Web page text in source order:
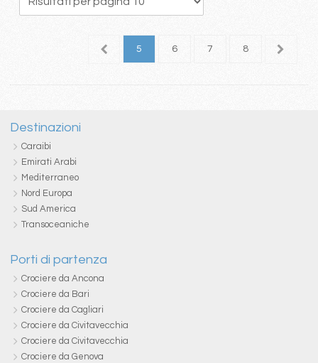
4 5 6 7 8 9
Destinazioni
Caraibi
Emirati Arabi
Mediterraneo
Nord Europa
Sud America
Transoceaniche
Porti di partenza
Crociere da Ancona
Crociere da Bari
Crociere da Cagliari
Crociere da Civitavecchia
Crociere da Civitavecchia
Crociere da Genova